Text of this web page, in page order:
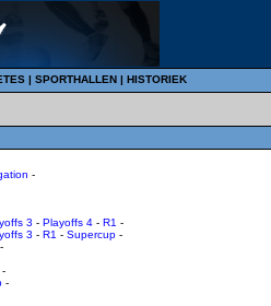
| SPORTHALLEN | HISTORIEK
-
3 - Playoffs 4 - R1 -
3 - R1 - Supercup -
-
-
-